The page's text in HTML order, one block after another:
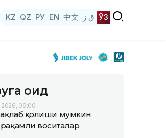
KZ QZ РУ EN 中文 ق ز ЎЗ
оид
09:00
қолиши мумкин
воситалар